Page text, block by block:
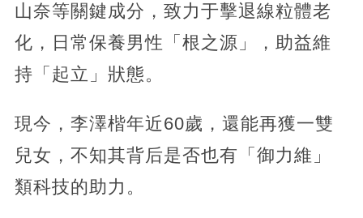
山奈等關鍵成分，致力于擊退線粒體老
化，日常保養男性「根之源」，助益維
持「起立」狀態。
現今，李澤楷年近60歲，還能再獲一雙
兒女，不知其背后是否也有「御力維」
類科技的助力。